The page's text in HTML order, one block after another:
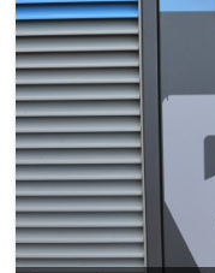
veröffentlicht!"